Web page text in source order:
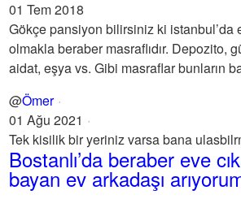
01 Tem 2018
Gökçe pansiyon bilirsiniz ki istanbul’da
olmakla beraber masraflıdır. Depozito,
aidat, eşya vs. Gibi masraflar bunların
@Ömer
01 Ağu 2021
Tek kisilik bir yeriniz varsa bana
Bostanlı’da beraber eve
bayan ev arkadaşı